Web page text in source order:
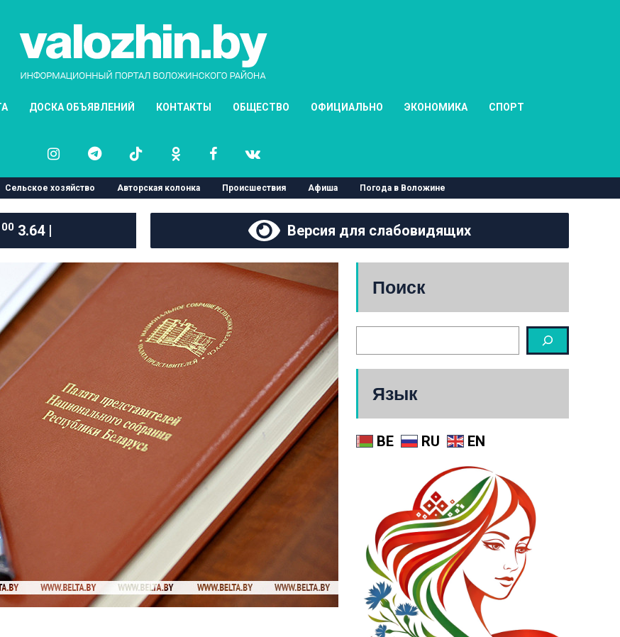
ДОСКА ОБЪЯВЛЕНИЙ КОНТАКТЫ ОБЩЕСТВО ОФИЦИАЛЬНО ЭКОНОМИКА СПОРТ
Сельское хозяйство Авторская колонка Происшествия Афиша Погода в Воложине
3.64 | Версия для слабовидящих
Поиск
Язык
BE RU EN